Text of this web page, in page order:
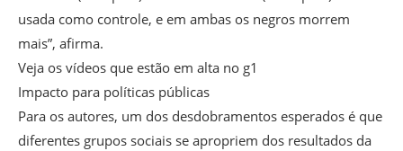
usada como controle, e em ambas os negros morrem
mais”, afirma.
Veja os vídeos que estão em alta no g1
Impacto para políticas públicas
Para os autores, um dos desdobramentos esperados é que
diferentes grupos sociais se apropriem dos resultados da